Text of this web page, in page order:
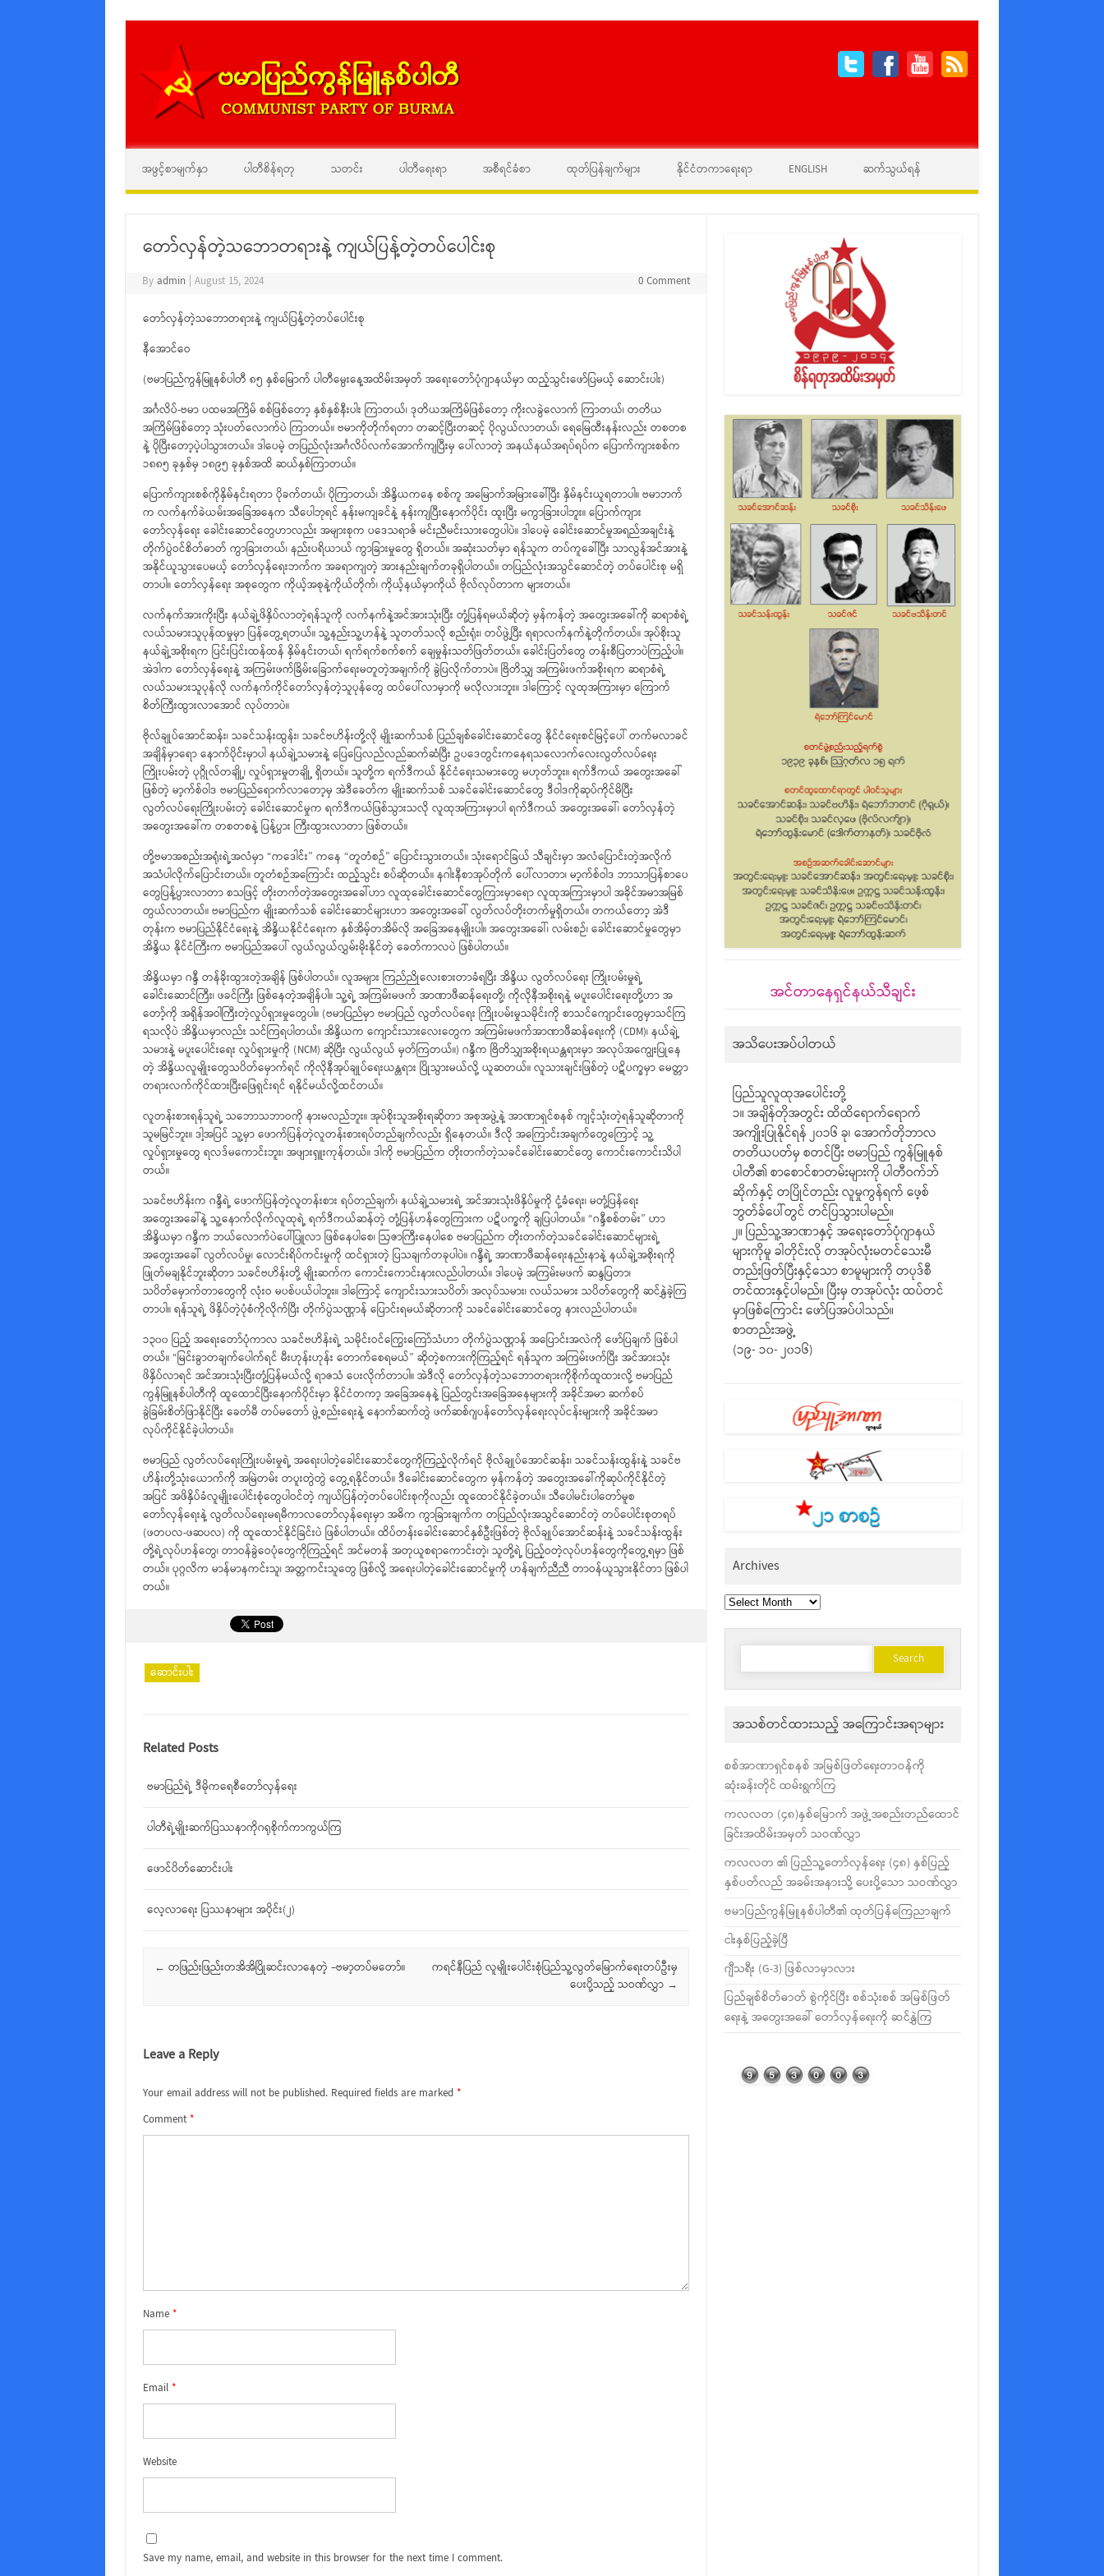
အဖွင့်စာမျက်နှာ ပါတီစိန်ရတု သတင်း ပါတီရေးရာ အစီရင်ခံစာ ထုတ်ပြန်ချက်များ နိုင်ငံတကာရေးရာ ENGLISH ဆက်သွယ်ရန်
တော်လှန်တဲ့သဘောတရားနဲ့ ကျယ်ပြန့်တဲ့တပ်ပေါင်းစု
Byadmin August 15, 2024 0 Comment
တော်လှန်တဲ့သဘောတရားနဲ့ ကျယ်ပြန့်တဲ့တပ်ပေါင်းစု
နီအောင်ဝေ
(ဗမာပြည်ကွန်မြူနစ်ပါတီ ၈၅ နှစ်မြောက် ပါတီမွေးနေ့အထိမ်းအမှတ် အရေးတော်ပုံဂျာနယ်မှာ ထည့်သွင်းဖော်ပြမယ့် ဆောင်းပါး)
အင်္ဂလိပ်-ဗမာ ပထမအကြိမ် စစ်ဖြစ်တော့ နှစ်နှစ်နီးပါး ကြာတယ်၊ ဒုတိယအကြိမ်ဖြစ်တော့ ကိုးလခွဲလောက် ကြာတယ်၊ တတိယ
အကြိမ်ဖြစ်တော့ သုံးပတ်လောက်ပဲ ကြာတယ်။ ဗမာကိုတိုက်ရတာ တဆင့်ပြီးတဆင့် ပိုလွယ်လာတယ်၊ ရေမြေထီးနန်းလည်း တစတစ
နဲ့ ပိုပြီးတော့ပဲ့ပါသွားတယ်။ ဒါပေမဲ့ တပြည်လုံးအင်္ဂလိပ်လက်အောက်ကျပြီးမှ ပေါ်လာတဲ့ အနယ်နယ်အရပ်ရပ်က ပြောက်ကျားစစ်က
၁၈၈၅ ခုနှစ်မှ ၁၈၉၅ ခုနှစ်အထိ ဆယ်နှစ်ကြာတယ်။
ပြောက်ကျားစစ်ကိုနှိမ်နင်းရတာ ပိုခက်တယ်၊ ပိုကြာတယ်၊ အိန္ဒိယကနေ စစ်ကူ အမြောက်အမြားခေါ်ပြီး နှိမ်နင်းယူရတာပါ။ ဗမာဘက်
က လက်နက်ခဲယမ်းအခြေအနေက သီပေါဘုရင် နန်းမကျခင်နဲ့ နန်းကျပြီးနောက်ပိုင်း ထူးပြီး မကွာခြားပါဘူး။ ပြောက်ကျား
တော်လှန်ရေး ခေါင်းဆောင်တွေဟာလည်း အများစုက ပဒေသရာဇ် မင်းညီမင်းသားတွေပါပဲ။ ဒါပေမဲ့ ခေါင်းဆောင်မှုအရည်အချင်းနဲ့
တိုက်ပွဲဝင်စိတ်ဓာတ် ကွာခြားတယ်၊ နည်းပရိယာယ် ကွာခြားမှုတွေ ရှိတယ်။ အဆုံးသတ်မှာ ရန်သူက တပ်ကူခေါ်ပြီး သာလွန်အင်အားနဲ့
အနိုင်ယူသွားပေမယ့် တော်လှန်ရေးဘက်က အခရာကျတဲ့ အားနည်းချက်တခုရှိပါတယ်။ တပြည်လုံးအသွင်ဆောင်တဲ့ တပ်ပေါင်းစု မရှိ
တာပါ။ တော်လှန်ရေး အစုတွေက ကိုယ့်အစုနဲ့ကိုယ်တိုက်၊ ကိုယ့်နယ်မှာကိုယ် ဗိုလ်လုပ်တာက များတယ်။
လက်နက်အားကိုးပြီး နယ်ချဲ့ဖိနှိပ်လာတဲ့ရန်သူကို လက်နက်နဲ့အင်အားသုံးပြီး တုံ့ပြန်ရမယ်ဆိုတဲ့ မှန်ကန်တဲ့ အတွေးအခေါ်ကို ဆရာစံရဲ့
လယ်သမားသူပုန်ထမှုမှာ ပြန်တွေ့ရတယ်။ သူ့နည်းသူ့ဟန်နဲ့ သူတတ်သလို စည်းရုံး၊ တပ်ဖွဲ့ပြီး ရရာလက်နက်နဲ့တိုက်တယ်။ အုပ်စိုးသူ
နယ်ချဲ့အစိုးရက ပြင်းပြင်းထန်ထန် နှိမ်နင်းတယ်၊ ရက်ရက်စက်စက် ချေမှုန်းသတ်ဖြတ်တယ်။ ခေါင်းပြတ်တွေ တန်းစီပြတာပဲကြည့်ပါ။
အဲဒါက တော်လှန်ရေးနဲ့ အကြမ်းဖက်ခြိမ်းခြောက်ရေးမတူတဲ့အချက်ကို ခွဲပြလိုက်တာပဲ။ ဗြိတိသျှ အကြမ်းဖက်အစိုးရက ဆရာစံရဲ့
လယ်သမားသူပုန်လို လက်နက်ကိုင်တော်လှန်တဲ့သူပုန်တွေ ထပ်ပေါ်လာမှာကို မလိုလားဘူး။ ဒါကြောင့် လူထုအကြားမှာ ကြောက်
စိတ်ကြီးထွားလာအောင် လုပ်တာပဲ။
ဗိုလ်ချုပ်အောင်ဆန်း၊ သခင်သန်းထွန်း၊ သခင်ဗဟိန်းတို့လို မျိုးဆက်သစ် ပြည်ချစ်ခေါင်းဆောင်တွေ နိုင်ငံရေးစင်မြင့်ပေါ် တက်မလာခင်
အချိန်မှာရော နောက်ပိုင်းမှာပါ နယ်ချဲ့သမားနဲ့ ပြေပြေလည်လည်ဆက်ဆံပြီး ဥပဒေတွင်းကနေရသလောက်လေးလွတ်လပ်ရေး
ကြိုးပမ်းတဲ့ ပုဂ္ဂိုလ်တချို့၊ လှုပ်ရှားမှုတချို့ ရှိတယ်။ သူတို့က ရက်ဒီကယ် နိုင်ငံရေးသမားတွေ မဟုတ်ဘူး။ ရက်ဒီကယ် အတွေးအခေါ်
ဖြစ်တဲ့ မာ့က်စ်ဝါဒ ဗမာပြည်ရောက်လာတော့မှ အဲဒီခေတ်က မျိုးဆက်သစ် သခင်ခေါင်းဆောင်တွေ ဒီဝါဒကိုဆုပ်ကိုင်မိပြီး
လွတ်လပ်ရေးကြိုးပမ်းတဲ့ ခေါင်းဆောင်မှုက ရက်ဒီကယ်ဖြစ်သွားသလို လူထုအကြားမှာပါ ရက်ဒီကယ် အတွေးအခေါ်၊ တော်လှန်တဲ့
အတွေးအခေါ်က တစတစနဲ့ ပြန့်ပွား ကြီးထွားလာတာ ဖြစ်တယ်။
တို့ဗမာအစည်းအရုံးရဲ့အလံမှာ “ကဒေါင်း” ကနေ “တူတံစဉ်” ပြောင်းသွားတယ်။ သုံးရောင်ခြယ် သီချင်းမှာ အလံပြောင်းတဲ့အလိုက်
အသံပါလိုက်ပြောင်းတယ်။ တူတံစဉ်အကြောင်း ထည့်သွင်း စပ်ဆိုတယ်။ နဂါးနီစာအုပ်တိုက် ပေါ်လာတာ၊ မာ့က်စ်ဝါဒ ဘာသာပြန်စာပေ
တွေပြန့်ပွားလာတာ စသဖြင့် တိုးတက်တဲ့အတွေးအခေါ်ဟာ လူထုခေါင်းဆောင်တွေကြားမှာရော လူထုအကြားမှာပါ အခိုင်အမာအမြစ်
တွယ်လာတယ်။ ဗမာပြည်က မျိုးဆက်သစ် ခေါင်းဆောင်များဟာ အတွေးအခေါ် လွတ်လပ်တိုးတက်မှုရှိတယ်။ တကယ်တော့ အဲဒီ
တုန်းက ဗမာပြည်နိုင်ငံရေးနဲ့ အိန္ဒိယနိုင်ငံရေးက နှစ်အိမ့်တအိမ်လို အခြေအနေမျိုးပါ။ အတွေးအခေါ်၊ လမ်းစဉ်၊ ခေါင်းဆောင်မှုတွေမှာ
အိန္ဒိယ နိုင်ငံကြီးက ဗမာပြည်အပေါ် လွယ်လွယ်လွှမ်းမိုးနိုင်တဲ့ ခေတ်ကာလပဲ ဖြစ်ပါတယ်။
အိန္ဒိယမှာ ဂန္ဒီ တန်ခိုးထွားတဲ့အချိန် ဖြစ်ပါတယ်။ လူအများ ကြည်ညိုလေးစားတာခံရပြီး အိန္ဒိယ လွတ်လပ်ရေး ကြိုးပမ်းမှုရဲ့
ခေါင်းဆောင်ကြီး၊ ဖခင်ကြီး ဖြစ်နေတဲ့အချိန်ပါ။ သူ့ရဲ့ အကြမ်းမဖက် အာဏာဖီဆန်ရေးတို့၊ ကိုလိုနီအစိုးရနဲ့ မပူးပေါင်းရေးတို့ဟာ အ
တော့်ကို အရှိန်အဝါကြီးတဲ့လှုပ်ရှားမှုတွေပါ။ (ဗမာပြည်မှာ ဗမာပြည် လွတ်လပ်ရေး ကြိုးပမ်းမှုသမိုင်းကို စာသင်ကျောင်းတွေမှာသင်ကြ
ရသလိုပဲ အိန္ဒိယမှာလည်း သင်ကြရပါတယ်။ အိန္ဒိယက ကျောင်းသားလေးတွေက အကြမ်းမဖက်အာဏာဖီဆန်ရေးကို (CDM)၊ နယ်ချဲ့
သမားနဲ့ မပူးပေါင်းရေး လှုပ်ရှားမှုကို (NCM) ဆိုပြီး လွယ်လွယ် မှတ်ကြတယ်။) ဂန္ဒီက ဗြိတိသျှအစိုးရယန္တရားမှာ အလုပ်အကျွေးပြုနေ
တဲ့ အိန္ဒိယလူမျိုးတွေသပိတ်မှောက်ရင် ကိုလိုနီအုပ်ချုပ်ရေးယန္တရား ပြိုသွားမယ်လို့ ယူဆတယ်။ လူသားချင်းဖြစ်တဲ့ ပဋိပက္ခမှာ မေတ္တာ
တရားလက်ကိုင်ထားပြီးဖြေရှင်းရင် ရနိုင်မယ်လို့ထင်တယ်။
လူတန်းစားရန်သူရဲ့ သဘောသဘာဝကို နားမလည်ဘူး။ အုပ်စိုးသူအစိုးရဆိုတာ အစုအဖွဲ့နဲ့ အာဏာရှင်စနစ် ကျင့်သုံးတဲ့ရန်သူဆိုတာကို
သူမမြင်ဘူး။ ဒါ့အပြင် သူ့မှာ ဖောက်ပြန်တဲ့လူတန်းစားရပ်တည်ချက်လည်း ရှိနေတယ်။ ဒီလို အကြောင်းအချက်တွေကြောင့် သူ့
လှုပ်ရှားမှုတွေ ရလဒ်မကောင်းဘူး၊ အဖျားရှူးကုန်တယ်။ ဒါကို ဗမာပြည်က တိုးတက်တဲ့သခင်ခေါင်းဆောင်တွေ ကောင်းကောင်းသိပါ
တယ်။
သခင်ဗဟိန်းက ဂန္ဒီရဲ့ ဖောက်ပြန်တဲ့လူတန်းစား ရပ်တည်ချက်၊ နယ်ချဲ့သမားရဲ့ အင်အားသုံးဖိနှိပ်မှုကို ငုံ့ခံရေး၊ မတုံ့ပြန်ရေး
အတွေးအခေါ်နဲ့ သူ့နောက်လိုက်လူထုရဲ့ ရက်ဒီကယ်ဆန်တဲ့ တုံ့ပြန်ဟန်တွေကြားက ပဋိပက္ခကို ချပြပါတယ်။ “ဂန္ဒီစစ်တမ်း” ဟာ
အိန္ဒိယမှာ ဂန္ဒီက ဘယ်လောက်ပဲပေါ်ပြူလာ ဖြစ်နေပါစေ၊ ဩဇာကြီးနေပါစေ ဗမာပြည်က တိုးတက်တဲ့သခင်ခေါင်းဆောင်များရဲ့
အတွေးအခေါ် လွတ်လပ်မှု၊ လောင်းရိပ်ကင်းမှုကို ထင်ရှားတဲ့ ပြသချက်တခုပါပဲ။ ဂန္ဒီရဲ့ အာဏာဖီဆန်ရေးနည်းနာနဲ့ နယ်ချဲ့အစိုးရကို
ဖြုတ်မချနိုင်ဘူးဆိုတာ သခင်ဗဟိန်းတို့ မျိုးဆက်က ကောင်းကောင်းနားလည်ပါတယ်။ ဒါပေမဲ့ အကြမ်းမဖက် ဆန္ဒပြတာ၊
သပိတ်မှောက်တာတွေကို လုံးဝ မပစ်ပယ်ပါဘူး။ ဒါကြောင့် ကျောင်းသားသပိတ်၊ အလုပ်သမား၊ လယ်သမား သပိတ်တွေကို ဆင်နွှဲခဲ့ကြ
တာပါ။ ရန်သူရဲ့ ဖိနှိပ်တဲ့ပုံစံကိုလိုက်ပြီး တိုက်ပွဲသဏ္ဌာန် ပြောင်းရမယ်ဆိုတာကို သခင်ခေါင်းဆောင်တွေ နားလည်ပါတယ်။
၁၃၀၀ ပြည့် အရေးတော်ပုံကာလ သခင်ဗဟိန်းရဲ့ သမိုင်းဝင်ကြွေးကြော်သံဟာ တိုက်ပွဲသဏ္ဌာန် အပြောင်းအလဲကို ဖော်ပြချက် ဖြစ်ပါ
တယ်။ “မြင်းခွာတချက်ပေါက်ရင် မီးဟုန်းဟုန်း တောက်စေရမယ်” ဆိုတဲ့စကားကိုကြည့်ရင် ရန်သူက အကြမ်းဖက်ပြီး အင်အားသုံး
ဖိနှိပ်လာရင် အင်အားသုံးပြီးတုံ့ပြန်မယ်လို့ ရာဇသံ ပေးလိုက်တာပါ။ အဲဒီလို တော်လှန်တဲ့သဘောတရားကိုစိုက်ထူထားလို့ ဗမာပြည်
ကွန်မြူနစ်ပါတီကို ထူထောင်ပြီးနောက်ပိုင်းမှာ နိုင်ငံတကာ့ အခြေအနေနဲ့ ပြည်တွင်းအခြေအနေများကို အခိုင်အမာ ဆက်စပ်
ခွဲခြမ်းစိတ်ဖြာနိုင်ပြီး ခေတ်မီ တပ်မတော် ဖွဲ့စည်းရေးနဲ့ နောက်ဆက်တွဲ ဖက်ဆစ်ဂျပန်တော်လှန်ရေးလုပ်ငန်းများကို အခိုင်အမာ
လုပ်ကိုင်နိုင်ခဲ့ပါတယ်။
ဗမာပြည် လွတ်လပ်ရေးကြိုးပမ်းမှုရဲ့ အရေးပါတဲ့ခေါင်းဆောင်တွေကိုကြည့်လိုက်ရင် ဗိုလ်ချုပ်အောင်ဆန်း၊ သခင်သန်းထွန်းနဲ့ သခင်ဗ
ဟိန်းတို့သုံးယောက်ကို အမြဲတမ်း တပူးတွဲတွဲ တွေ့ရနိုင်တယ်။ ဒီခေါင်းဆောင်တွေက မှန်ကန်တဲ့ အတွေးအခေါ်ကိုဆုပ်ကိုင်နိုင်တဲ့
အပြင် အဖိနှိပ်ခံလူမျိုးပေါင်းစုံတွေပါဝင်တဲ့ ကျယ်ပြန်တဲ့တပ်ပေါင်းစုကိုလည်း ထူထောင်နိုင်ခဲ့တယ်။ သီပေါမင်းပါတော်မူစ
တော်လှန်ရေးနဲ့ လွတ်လပ်ရေးမရမီကာလတော်လှန်ရေးမှာ အဓိက ကွာခြားချက်က တပြည်လုံးအသွင်ဆောင်တဲ့ တပ်ပေါင်းစုတရပ်
(ဖတပလ-ဖဆပလ) ကို ထူထောင်နိုင်ခြင်းပဲ ဖြစ်ပါတယ်။ ထိပ်တန်းခေါင်းဆောင်နှစ်ဦးဖြစ်တဲ့ ဗိုလ်ချုပ်အောင်ဆန်းနဲ့ သခင်သန်းထွန်း
တို့ရဲ့လုပ်ဟန်တွေ၊ တာဝန်ခွဲဝေပုံတွေကိုကြည့်ရင် အင်မတန် အတုယူစရာကောင်းတဲ့၊ သူတို့ရဲ့ ပြည့်ဝတဲ့လုပ်ဟန်တွေကိုတွေ့ရမှာ ဖြစ်
တယ်။ ပုဂ္ဂလိက မာန်မာနကင်းသူ၊ အတ္တကင်းသူတွေ ဖြစ်လို့ အရေးပါတဲ့ခေါင်းဆောင်မှုကို ဟန်ချက်ညီညီ တာဝန်ယူသွားနိုင်တာ ဖြစ်ပါ
တယ်။
ဆောင်းပါး
Related Posts
ဗမာပြည်ရဲ့ ဒီမိုကရေစီတော်လှန်ရေး
ပါတီရဲ့မျိုးဆက်ပြဿနာကိုဂရုစိုက်ကာကွယ်ကြ
ဖောင်ပိတ်ဆောင်းပါး
လေ့လာရေး ပြဿနာများ အပိုင်း(၂)
Post navigation
← တဖြည်းဖြည်းတအိအိပြိုဆင်းလာနေတဲ့ –ဗမာ့တပ်မတော်။
ကရင်နီပြည် လူမျိုးပေါင်းစုံပြည်သူ့လွတ်မြောက်ရေးတပ်ဦးမှ
ပေးပို့သည့် သဝဏ်လွှာ →
Leave a Reply
Your email address will not be published. Required fields are marked*
Comment*
Name*
Email*
Website
Save my name, email, and website in this browser for the next time I comment.
အင်တာနေရှင်နယ်သီချင်း
အသိပေးအပ်ပါတယ်
ပြည်သူလူထုအပေါင်းတို့
၁။ အချိန်တိုအတွင်း ထိထိရောက်ရောက်
အကျိုးပြုနိုင်ရန် ၂၀၁၆ ခု၊ အောက်တိုဘာလ
တတိယပတ်မှ စတင်ပြီး ဗမာပြည် ကွန်မြူနစ်
ပါတီ၏ စာစောင်စာတမ်းများကို ပါတီဝက်ဘ်
ဆိုက်နှင့် တပြိုင်တည်း လူမှုကွန်ရက် ဖေ့စ်
ဘွတ်ခ်ပေါ်တွင် တင်ပြသွားပါမည်။
၂။ ပြည်သူ့အာဏာနှင့် အရေးတော်ပုံဂျာနယ်
များကိုမူ ခါတိုင်းလို တအုပ်လုံးမတင်သေးမီ
တည်းဖြတ်ပြီးနှင့်သော စာမူများကို တပုဒ်စီ
တင်ထားနှင့်ပါမည်။ ပြီးမှ တအုပ်လုံး ထပ်တင်
မှာဖြစ်ကြောင်း ဖော်ပြအပ်ပါသည်။
စာတည်းအဖွဲ့
(၁၉- ၁၀- ၂၀၁၆)
Archives
Archives
Search
အသစ်တင်ထားသည့် အကြောင်းအရာများ
စစ်အာဏာရှင်စနစ် အမြစ်ဖြတ်ရေးတာဝန်ကို
ဆုံးခန်းတိုင် ထမ်းရွက်ကြ
ကလလတ (၄၈)နှစ်မြောက် အဖွဲ့အစည်းတည်ထောင်
ခြင်းအထိမ်းအမှတ် သဝဏ်လွှာ
ကလလတ ၏ ပြည်သူ့တော်လှန်ရေး (၄၈) နှစ်ပြည့်
နှစ်ပတ်လည် အခမ်းအနားသို့ ပေးပို့သော သဝဏ်လွှာ
ဗမာပြည်ကွန်မြူနစ်ပါတီ၏ ထုတ်ပြန်ကြေညာချက်
ငါးနှစ်ပြည့်ခဲ့ပြီ
ဂျီသရီး (G-3) ဖြစ်လာမှာလား
ပြည်ချစ်စိတ်ဓာတ် စွဲကိုင်ပြီး စစ်သုံးစစ် အမြစ်ဖြတ်
ရေးနဲ့ အတွေးအခေါ် တော်လှန်ရေးကို ဆင်နွှဲကြ